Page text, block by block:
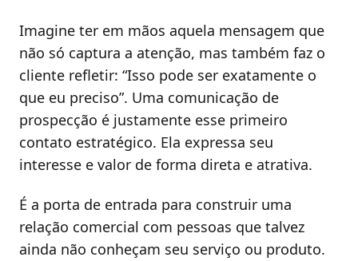
Imagine ter em mãos aquela mensagem que
não só captura a atenção, mas também faz o
cliente refletir: “Isso pode ser exatamente o
que eu preciso”. Uma comunicação de
prospecção é justamente esse primeiro
contato estratégico. Ela expressa seu
interesse e valor de forma direta e atrativa.
É a porta de entrada para construir uma
relação comercial com pessoas que talvez
ainda não conheçam seu serviço ou produto.